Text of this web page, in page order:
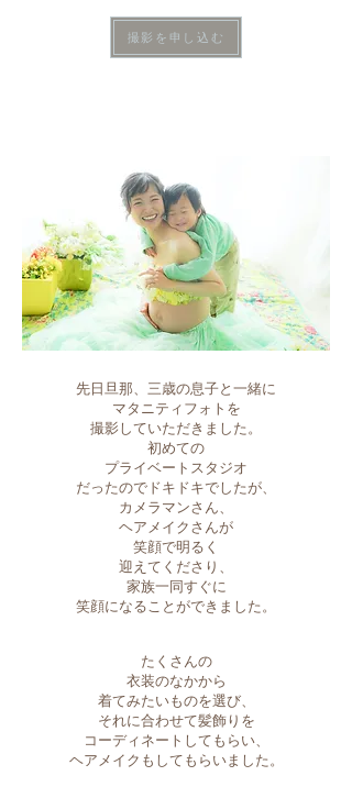
撮影を申し込む
先日旦那、三歳の息子と一緒に
マタニティフォトを
撮影していただきました。
初めての
プライベートスタジオ
だったので ドキドキでしたが、
カメラマンさん、
ヘアメイクさんが
笑顔で明るく
迎えてくださり、
家族一同すぐに
笑顔になることができました。
たくさんの
衣装のなかから
着てみたいものを選び、
それに合わせて髪飾りを
コーディネートしてもらい、
ヘアメイクもしてもらいました。